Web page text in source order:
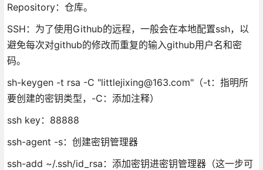
Repository：仓库。
SSH：为了使用Github的远程，一般会在本地配置ssh，以
避免每次对github的修改而重复的输入github用户名和密
码。
sh-keygen -t rsa -C "littlejixing@163.com"（-t：指明所
要创建的密钥类型，-C：添加注释）
ssh key：88888
ssh-agent -s：创建密钥管理器
ssh-add ~/.ssh/id_rsa：添加密钥进密钥管理器（这一步可